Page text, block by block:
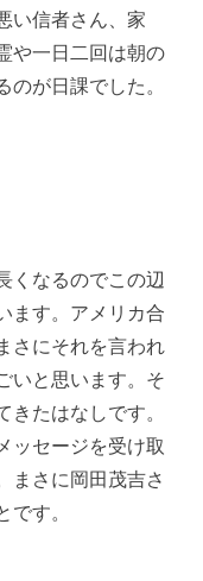
い信者さん、家
や一日二回は朝の
が日課でした。
くなるのでこの辺
ます。アメリカ合
さにそれを言われ
いと思います。そ
たはなしです。
ッセージを受け取
まさに岡田茂吉さ
です。